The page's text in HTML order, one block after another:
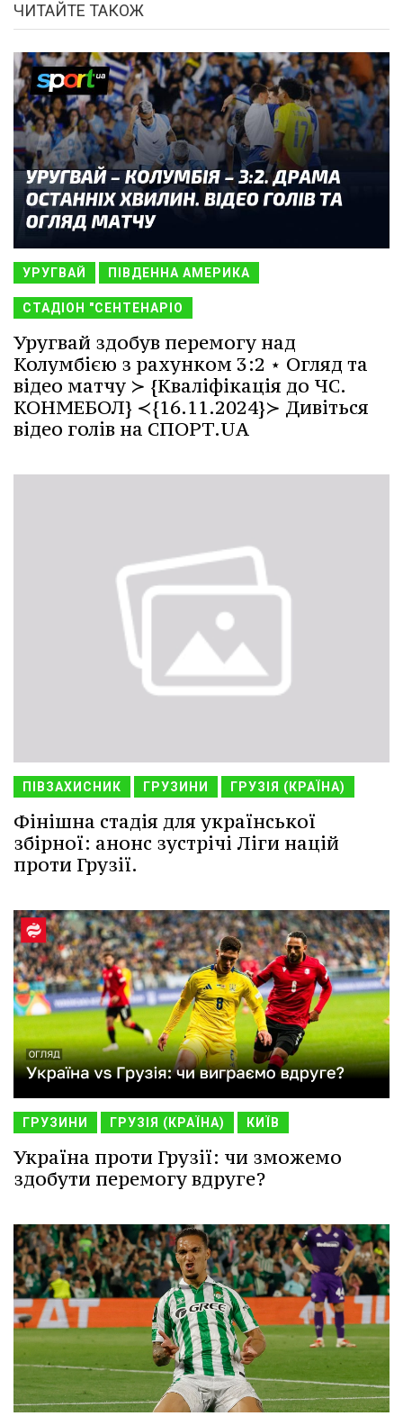
ЧИТАЙТЕ ТАКОЖ
УРУГВАЙ ПІВДЕННА АМЕРИКА
СТАДІОН "СЕНТЕНАРІО
Уругвай здобув перемогу над
Колумбією з рахунком 3:2 ⋆ Огляд та
відео матчу ≻ {Кваліфікація до ЧС.
КОНМЕБОЛ} ≺{16.11.2024}≻ Дивіться
відео голів на СПОРТ.UA
ПІВЗАХИСНИК ГРУЗИНИ ГРУЗІЯ (КРАЇНА)
Фінішна стадія для української
збірної: анонс зустрічі Ліги націй
проти Грузії.
ГРУЗИНИ ГРУЗІЯ (КРАЇНА) КИЇВ
Україна проти Грузії: чи зможемо
здобути перемогу вдруге?